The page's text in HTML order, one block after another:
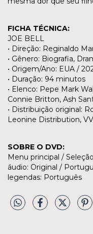
FICHA TÉCNICA:
JOE BELL
• Direção: Reginaldo
• Gênero: Biografia,
• Origem/Ano: EUA /
• Duração: 94 minutos
• Elenco: Pepe Mark
Connie Britton, Ash
• Distribuição original:
Leonine Distribution,
SOBRE O DVD:
Menu principal /
áudio: Original /
legendas: Português